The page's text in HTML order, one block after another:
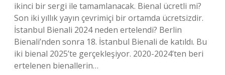
ikinci bir sergi ile tamamlanacak. Bienal ücretli mi?
Son iki yıllık yayın çevrimiçi bir ortamda ücretsizdir.
İstanbul Bienali 2024 neden ertelendi? Berlin
Bienali’nden sonra 18. İstanbul Bienali de katıldı. Bu
iki bienal 2025’te gerçekleşiyor. 2020-2024’ten beri
ertelenen bienallerin…